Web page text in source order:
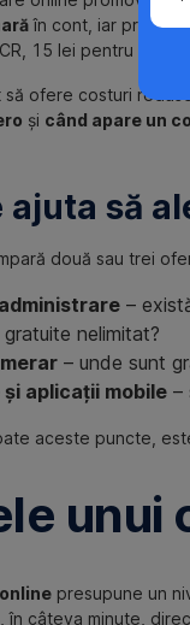
în cont, iar pragul
15 lei pentru
să ofere costuri
și când apare un
ajuta să
două sau trei
–
nelimitat?
– unde sunt
aplicații mobile –
aceste puncte,
unui
presupune un
în câteva minute,